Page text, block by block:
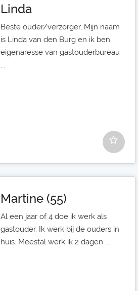
Linda
Beste ouder/verzorger, Mijn naam
is Linda van den Burg en ik ben
eigenaresse van gastouderbureau
...
Martine (55)
Al een jaar of 4 doe ik werk als
gastouder. Ik werk bij de ouders in
huis. Meestal werk ik 2 dagen ...